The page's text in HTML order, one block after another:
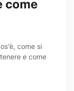
come
come si
e come